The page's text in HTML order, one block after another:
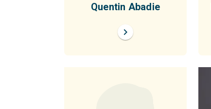
Quentin Abadie
chevron_right